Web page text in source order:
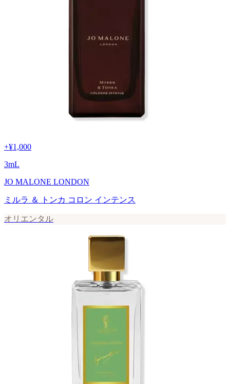
+¥1,000
3mL
JO MALONE LONDON
ミルラ ＆ トンカ コロン インテンス
オリエンタル